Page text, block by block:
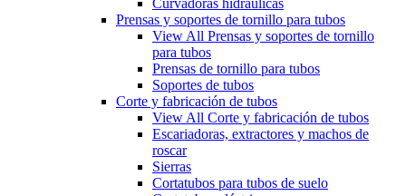
Prensas y soportes de tornillo para tubos
View All Prensas y soportes de tornillo
para tubos
Prensas de tornillo para tubos
Soportes de tubos
Corte y fabricación de tubos
View All Corte y fabricación de tubos
Escariadoras, extractores y machos de
roscar
Sierras
Cortatubos para tubos de suelo